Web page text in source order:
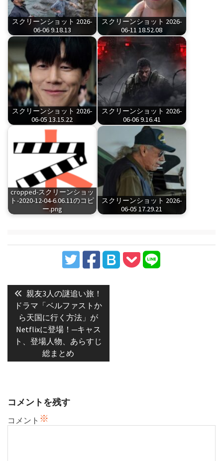
スクリーンショット 2026-
06-06 9.18.13
スクリーンショット 2026-
06-11 18.52.08
スクリーンショット 2026-
06-05 13.15.22
スクリーンショット 2026-
06-06 9.16.41
cropped-スクリーンショッ
ト-2020-12-04-6.06.11のコピ
ー.png
スクリーンショット 2026-
06-05 17.29.21
稿
ゲ
Previous
post:
親友3人の謎追い旅！
ドラマ「ベルファストか
ら天国に行く方法」が
Netflixに登場！─キャス
ト、登場人物、あらすじ
総まとめ
コメントを残す
コメント ※